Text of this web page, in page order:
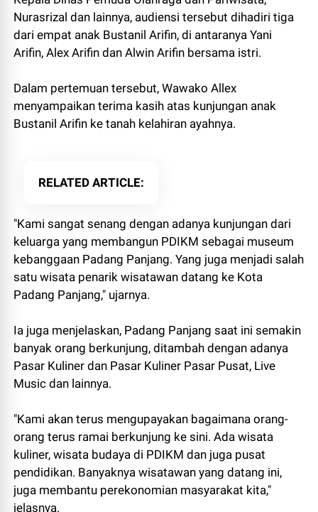
Nurasrizal dan lainnya, audiensi tersebut dihadiri tiga
dari empat anak Bustanil Arifin, di antaranya Yani
Arifin, Alex Arifin dan Alwin Arifin bersama istri.
Dalam pertemuan tersebut, Wawako Allex
menyampaikan terima kasih atas kunjungan anak
Bustanil Arifin ke tanah kelahiran ayahnya.
RELATED ARTICLE
"Kami sangat senang dengan adanya kunjungan dari
keluarga yang membangun PDIKM sebagai museum
kebanggaan Padang Panjang. Yang juga menjadi salah
satu wisata penarik wisatawan datang ke Kota
Padang Panjang," ujarnya.
Ia juga menjelaskan, Padang Panjang saat ini semakin
banyak orang berkunjung, ditambah dengan adanya
Pasar Kuliner dan Pasar Kuliner Pasar Pusat, Live
Music dan lainnya.
"Kami akan terus mengupayakan bagaimana orang-
orang terus ramai berkunjung ke sini. Ada wisata
kuliner, wisata budaya di PDIKM dan juga pusat
pendidikan. Banyaknya wisatawan yang datang ini,
juga membantu perekonomian masyarakat kita,"
jelasnya.